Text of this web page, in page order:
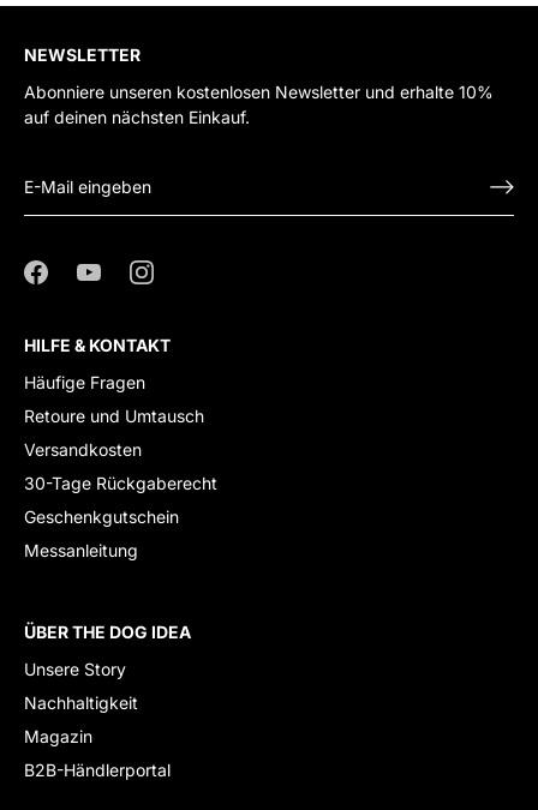
NEWSLETTER
Abonniere unseren kostenlosen Newsletter und erhalte 10%
auf deinen nächsten Einkauf.
HILFE & KONTAKT
Häufige Fragen
Retoure und Umtausch
Versandkosten
30-Tage Rückgaberecht
Geschenkgutschein
Messanleitung
ÜBER THE DOG IDEA
Unsere Story
Nachhaltigkeit
Magazin
B2B-Händlerportal